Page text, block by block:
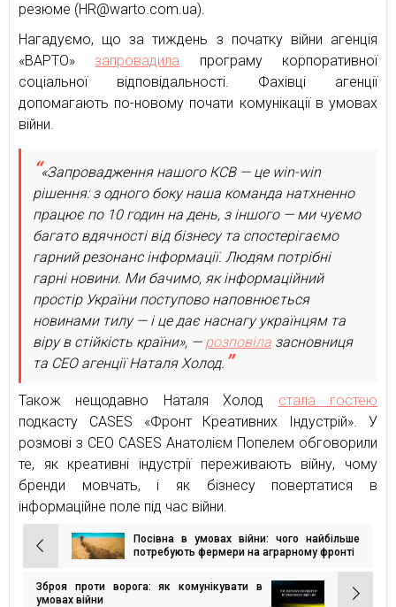
резюме (HR@warto.com.ua).
Нагадуємо, що за тиждень з початку війни агенція
«ВАРТО»запровадила програму корпоративної
соціальної відповідальності. Фахівці агенції
допомагають по-новому почати комунікації в умовах
війни.
«Запровадження нашого КСВ — це win-win
рішення: з одного боку наша команда натхненно
працює по 10 годин на день, з іншого — ми чуємо
багато вдячності від бізнесу та спостерігаємо
гарний резонанс інформації. Людям потрібні
гарні новини. Ми бачимо, як інформаційний
простір України поступово наповнюється
новинами тилу — і це дає наснагу українцям та
віру в стійкість країни», — розповіла засновниця
та CEO агенції Наталя Холод.
Також нещодавно Наталя Холод стала гостею
подкасту CASES «Фронт Креативних Індустрій». У
розмові з СЕО CASES Анатолієм Попелем обговорили
те, як креативні індустрії переживають війну, чому
бренди мовчать, і як бізнесу повертатися в
інформаційне поле під час війни.
Навігація
записів
Посівна в умовах війни: чого найбільше
потребують фермери на аграрному фронті
Зброя проти ворога: як комунікувати в
умовах війни